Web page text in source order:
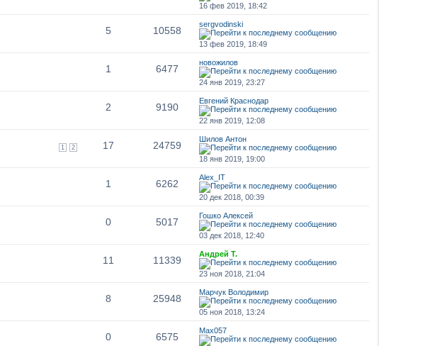
16 фев 2019, 18:42
5 10558
sergvodinski
13 фев 2019, 18:49
1 6477
новожилов
24 янв 2019, 23:27
2 9190
Евгений Краснодар
22 янв 2019, 12:08
1 2 17 24759
Шилов Антон
18 янв 2019, 19:00
1 6262
Alex_IT
20 дек 2018, 00:39
0 5017
Гошко Алексей
03 дек 2018, 12:40
11 11339
Андрей Т.
23 ноя 2018, 21:04
8 25948
Марчук Володимир
05 ноя 2018, 13:24
0 6575
Max057